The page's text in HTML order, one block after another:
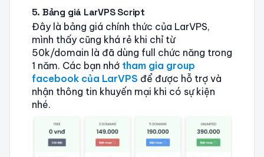
5. Bảng giá LarVPS Script
Đây là bảng giá chính thức của LarVPS,
mình thấy cũng khá rẻ khi chỉ từ
50k/domain là đã dùng full chức năng trong
1 năm. Các bạn nhớ tham gia group
facebook của LarVPS để được hỗ trợ và
nhận thông tin khuyến mại khi có sự kiện
nhé.